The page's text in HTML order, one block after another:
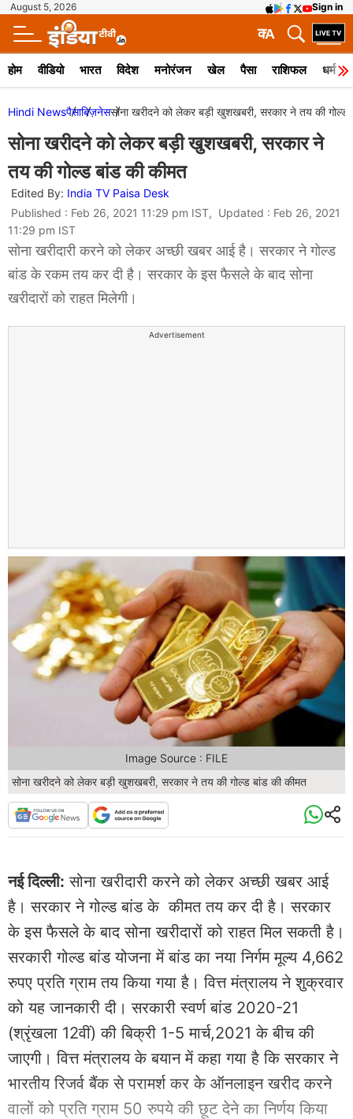
August 5, 2026 Sign in
A
क
होम वीडियो भारत विदेश मनोरंजन खेल पैसा राशिफल धर्म
Hindi Newsपैसाबिज़नेससोना खरीदने को लेकर बड़ी खुशखबरी, सरकार ने तय की गोल्ड
सोना खरीदने को लेकर बड़ी खुशखबरी, सरकार ने
तय की गोल्ड बांड की कीमत
Edited By: India TV Paisa Desk
Published : Feb 26, 2021 11:29 pm IST, Updated : Feb 26, 2021
11:29 pm IST
सोना खरीदारी करने को लेकर अच्छी खबर आई है। सरकार ने गोल्ड
बांड के रकम तय कर दी है। सरकार के इस फैसले के बाद सोना
खरीदारों को राहत मिलेगी।
Advertisement
सोना खरीदने को लेकर बड़ी खुशखबरी, सरकार ने तय की गोल्ड बांड की कीमत
Image Source : FILE
नई दिल्ली: सोना खरीदारी करने को लेकर अच्छी खबर आई
है। सरकार ने गोल्ड बांड के कीमत तय कर दी है। सरकार
के इस फैसले के बाद सोना खरीदारों को राहत मिल सकती है।
सरकारी गोल्ड बांड योजना में बांड का नया निर्गम मूल्य 4,662
रुपए प्रति ग्राम तय किया गया है। वित्त मंत्रालय ने शुक्रवार
को यह जानकारी दी। सरकारी स्वर्ण बांड 2020-21
(श्रृंखला 12वीं) की बिक्री 1-5 मार्च,2021 के बीच की
जाएगी।​ वित्त मंत्रालय के बयान में कहा गया है कि सरकार ने
भारतीय रिजर्व बैंक से परामर्श कर के ऑनलाइन खरीद करने
वालों को प्रति ग्राम 50 रुपये की छूट देने का निर्णय किया